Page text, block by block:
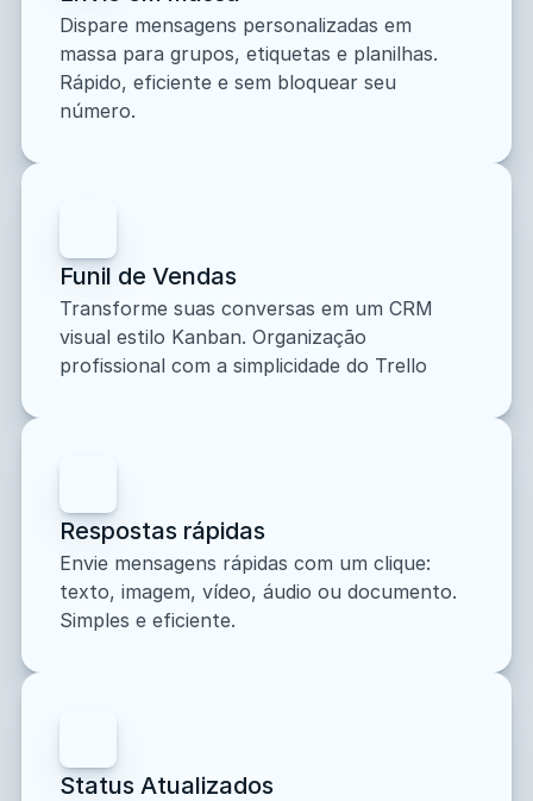
Dispare mensagens personalizadas em
massa para grupos, etiquetas e planilhas.
Rápido, eficiente e sem bloquear seu
número.
Funil de Vendas
Transforme suas conversas em um CRM
visual estilo Kanban. Organização
profissional com a simplicidade do Trello
Respostas rápidas
Envie mensagens rápidas com um clique:
texto, imagem, vídeo, áudio ou documento.
Simples e eficiente.
Status Atualizados